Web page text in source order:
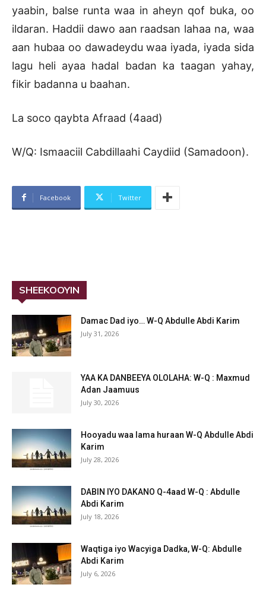
yaabin, balse runta waa in aheyn qof buka, oo
ildaran. Haddii dawo aan raadsan lahaa na, waa
aan hubaa oo dawadeydu waa iyada, iyada sida
lagu heli ayaa hadal badan ka taagan yahay,
fikir badanna u baahan.
La soco qaybta Afraad (4aad)
W/Q: Ismaaciil Cabdillaahi Caydiid (Samadoon).
Facebook Twitter
SHEEKOOYIN
Damac Dad iyo… W-Q Abdulle Abdi Karim
July 31, 2026
YAA KA DANBEEYA OLOLAHA: W-Q : Maxmud
Adan Jaamuus
July 30, 2026
Hooyadu waa lama huraan W-Q Abdulle Abdi
Karim
July 28, 2026
DABIN IYO DAKANO Q-4aad W-Q : Abdulle
Abdi Karim
July 18, 2026
Waqtiga iyo Wacyiga Dadka, W-Q: Abdulle
Abdi Karim
July 6, 2026